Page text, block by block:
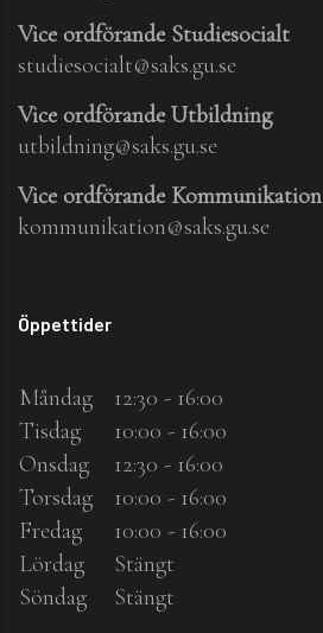
Vice ordförande Studiesocialt
studiesocialt@saks.gu.se
Vice ordförande Utbildning
utbildning@saks.gu.se
Vice ordförande Kommunikation
kommunikation@saks.gu.se
Öppettider
Måndag
12:30 - 16:00
Tisdag
10:00 - 16:00
Onsdag
12:30 - 16:00
Torsdag
10:00 - 16:00
Fredag
10:00 - 16:00
Lördag
Stängt
Söndag
Stängt